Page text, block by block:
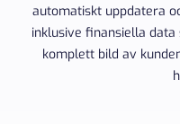
automatiskt uppdatera
inklusive finansiella
komplett bild av